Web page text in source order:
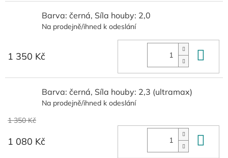
Barva: černá, Síla houby: 2,0
Na prodejně/ihned k odeslání
1 350 Kč
Barva: černá, Síla houby: 2,3 (ultramax)
Na prodejně/ihned k odeslání
1 350 Kč
1 080 Kč